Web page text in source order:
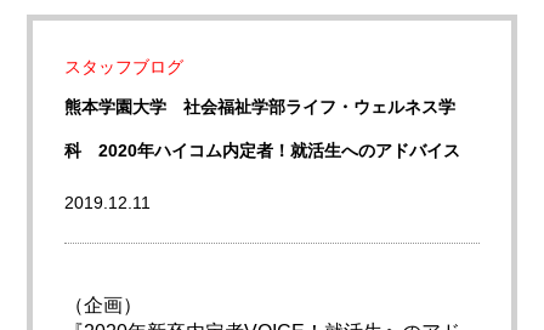
スタッフブログ
熊本学園大学 社会福祉学部ライフ・ウェルネス学
科 2020年ハイコム内定者！就活生へのアドバイス
2019.12.11
（企画）